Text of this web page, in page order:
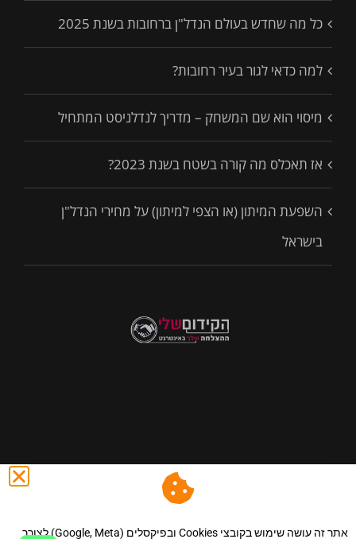
כל מה שחדש בעולם הנדל"ן ברחובות בשנת 2025
למה כדאי לגור בעיר רחובות?
מיסוי הוא שם המשחק – מדריך לנדלניסט המתחיל
אז תאכלס מה קורה בשטח בשנת 2023?
השפעת המיתון (או הצפי למיתון) על מחירי הנדל"ן
בישראל
@ כול הזכויות שמורות לסיני נכסים - השקעות,שיווק נדל"ן ונכסים
אתר זה עושה שימוש בקובצי Cookies ובפיקסלים (Google, Meta) לצורך